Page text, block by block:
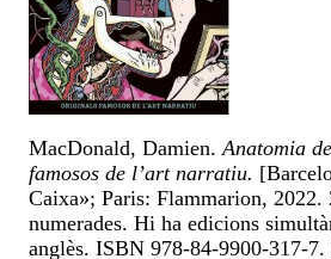
MacDonald, Damien. Anatomia
famosos de l’art narratiu.
Caixa»; Paris: Flammarion, 2022.
numerades. Hi ha edicions
anglès. ISBN 978-84-9900-317-7.